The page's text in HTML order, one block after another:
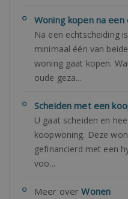
Woning kopen na een
Na een echtscheiding
minimaal één van
woning gaat kopen.
oude geza...
Scheiden met een
U gaat scheiden en
koopwoning. Deze
gefinancierd met een
voo...
Meer overWonen